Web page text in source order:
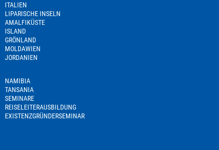
ITALIEN
LIPARISCHE INSELN
AMALFIKÜSTE
ISLAND
GRÖNLAND
MOLDAWIEN
JORDANIEN
NAMIBIA
TANSANIA
SEMINARE
REISELEITERAUSBILDUNG
EXISTENZGRÜNDERSEMINAR